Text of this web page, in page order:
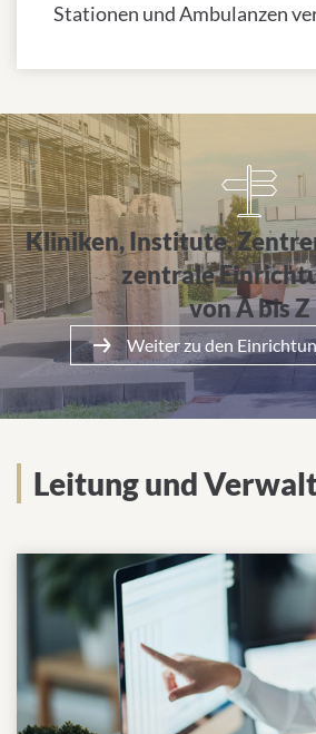
Stationen und Ambulanzen
Alle Einrichtungen von
Kliniken, Institute,
zentrale
von A bis Z
Weiter zu den
Leitung und